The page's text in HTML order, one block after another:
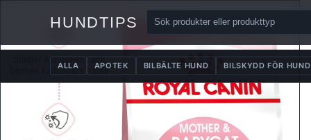
HUNDTIPS
ALLA APOTEK BILBÄLTE HUND BILSKYDD FÖR HUND